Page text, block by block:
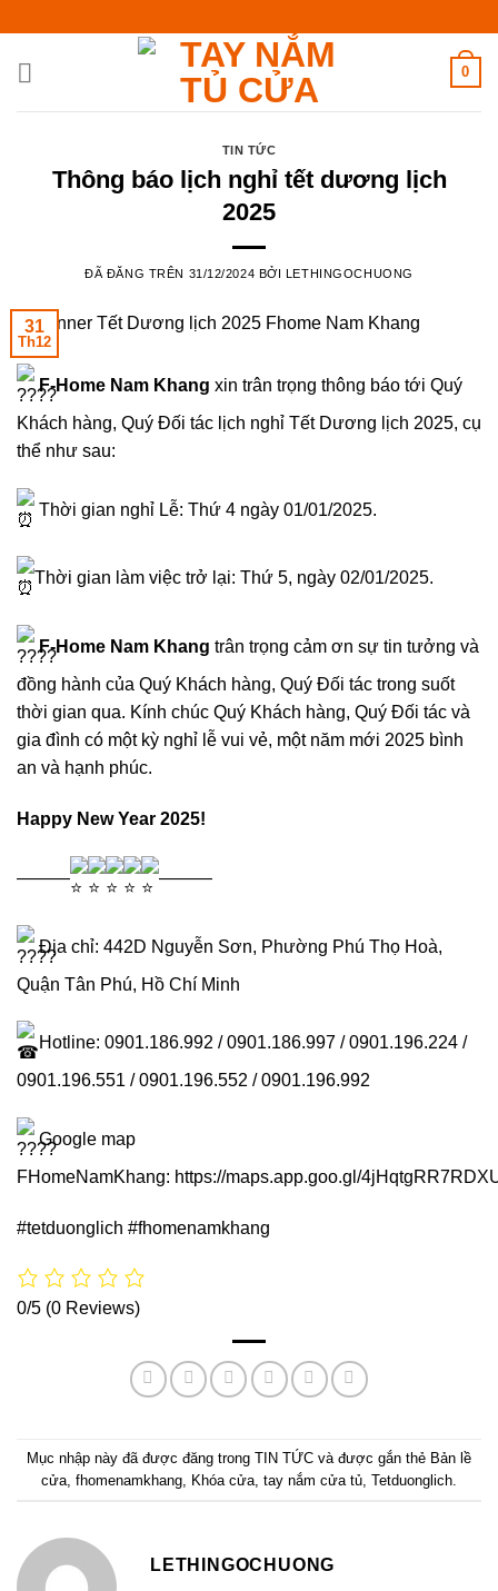
nội
0
TIN TỨC
Thông báo lịch nghỉ tết dương lịch
2025
ĐÃ ĐĂNG TRÊN 31/12/2024 BỞI LETHINGOCHUONG
31
Th12
F-Home Nam Khang xin trân trọng thông báo tới Quý
Khách hàng, Quý Đối tác lịch nghỉ Tết Dương lịch 2025, cụ
thể như sau:
Thời gian nghỉ Lễ: Thứ 4 ngày 01/01/2025.
Thời gian làm việc trở lại: Thứ 5, ngày 02/01/2025.
F-Home Nam Khang trân trọng cảm ơn sự tin tưởng và
đồng hành của Quý Khách hàng, Quý Đối tác trong suốt
thời gian qua. Kính chúc Quý Khách hàng, Quý Đối tác và
gia đình có một kỳ nghỉ lễ vui vẻ, một năm mới 2025 bình
an và hạnh phúc.
Happy New Year 2025!
——— ———
Địa chỉ: 442D Nguyễn Sơn, Phường Phú Thọ Hoà,
Quận Tân Phú, Hồ Chí Minh
Hotline: 0901.186.992 / 0901.186.997 / 0901.196.224 /
0901.196.551 / 0901.196.552 / 0901.196.992
Google map
FHomeNamKhang: https://maps.app.goo.gl/
#tetduonglich #fhomenamkhang
0/5 (0 Reviews)
Mục nhập này đã được đăng trong TIN TỨC và được gắn thẻ Bản lề
cửa fhomenamkhang Khóa cửa tay nắm cửa tủ Tetduonglich
LETHINGOCHUONG